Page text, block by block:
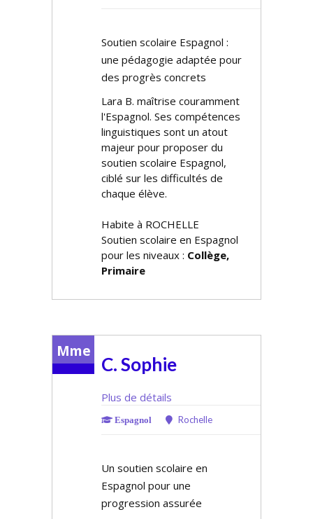
Soutien scolaire Espagnol :
une pédagogie adaptée pour
des progrès concrets
Lara B. maîtrise couramment
l'Espagnol. Ses compétences
linguistiques sont un atout
majeur pour proposer du
soutien scolaire Espagnol,
ciblé sur les difficultés de
chaque élève.
Habite à ROCHELLE
Soutien scolaire en Espagnol
pour les niveaux : Collège,
Primaire
Mme
C. Sophie
Plus de détails
Espagnol Rochelle
Un soutien scolaire en
Espagnol pour une
progression assurée